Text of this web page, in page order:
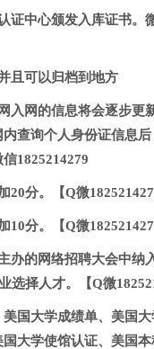
证中心颁发入库证书。
且可以归档到地方
入网的信息将会逐步更
查询个人身份证信息
1825214279
20分。【Q微
10分。【Q微
办的网络招聘大会中纳
选择人才。【Q微
国大学成绩单、美国大
大学使馆认证、美国